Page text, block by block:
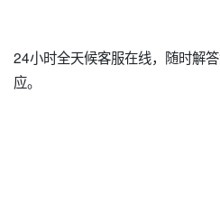
24小时全天候客服在线，随时解
应。